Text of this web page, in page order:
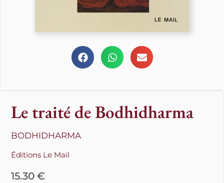
Le traité de Bodhidharma
BODHIDHARMA
Éditions Le Mail
15.30€